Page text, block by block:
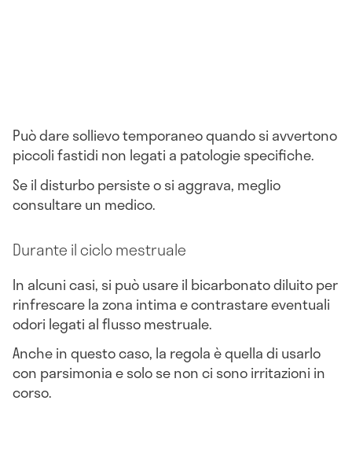
Può dare sollievo temporaneo quando si avvertono
piccoli fastidi non legati a patologie specifiche.
Se il disturbo persiste o si aggrava, meglio
consultare un medico.
Durante il ciclo mestruale
In alcuni casi, si può usare il bicarbonato diluito per
rinfrescare la zona intima e contrastare eventuali
odori legati al flusso mestruale.
Anche in questo caso, la regola è quella di usarlo
con parsimonia e solo se non ci sono irritazioni in
corso.